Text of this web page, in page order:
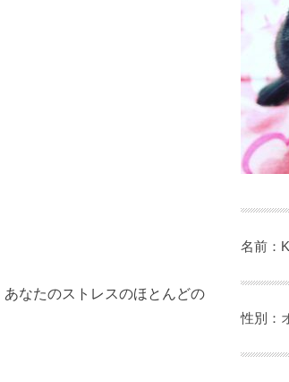
なたのストレスのほとんどの
名前：
性別：